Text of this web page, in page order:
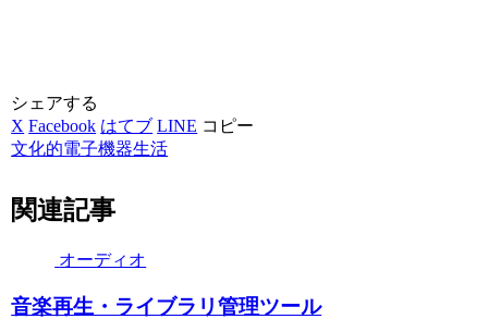
シェアする
X Facebook はてブ LINE コピー
文化的電子機器生活
関連記事
オーディオ
音楽再生・ライブラリ管理ツール